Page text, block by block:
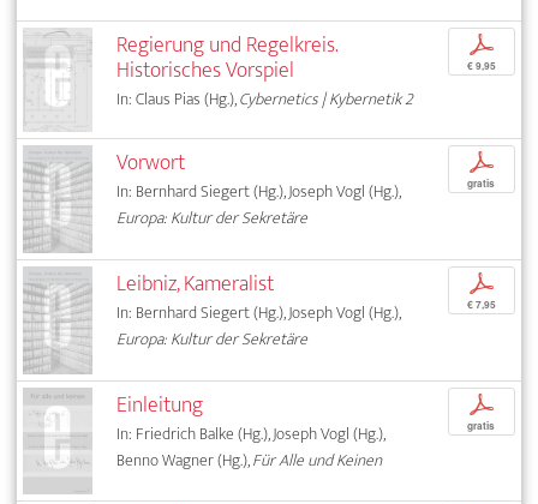
Regierung und Regelkreis.
Historisches Vorspiel
In: Claus Pias (Hg.),Cybernetics | Kybernetik 2
p
€ 9,95
Vorwort
In: Bernhard Siegert (Hg.), Joseph Vogl (Hg.),
Europa: Kultur der Sekretäre
p
gratis
Leibniz, Kameralist
In: Bernhard Siegert (Hg.), Joseph Vogl (Hg.),
Europa: Kultur der Sekretäre
p
€ 7,95
Einleitung
In: Friedrich Balke (Hg.), Joseph Vogl (Hg.),
Benno Wagner (Hg.),Für Alle und Keinen
p
gratis